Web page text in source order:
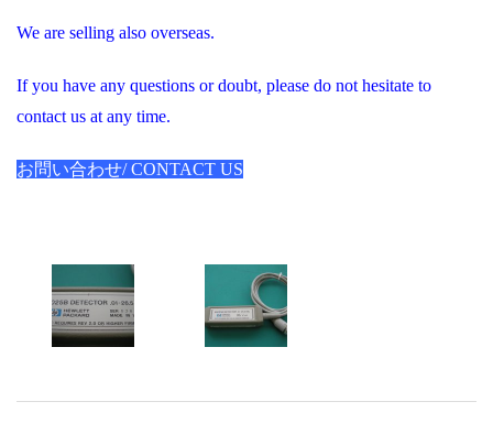
We are selling also overseas.
If you have any questions or doubt, please do not hesitate to
contact us at any time.
お問い合わせ/ CONTACT US